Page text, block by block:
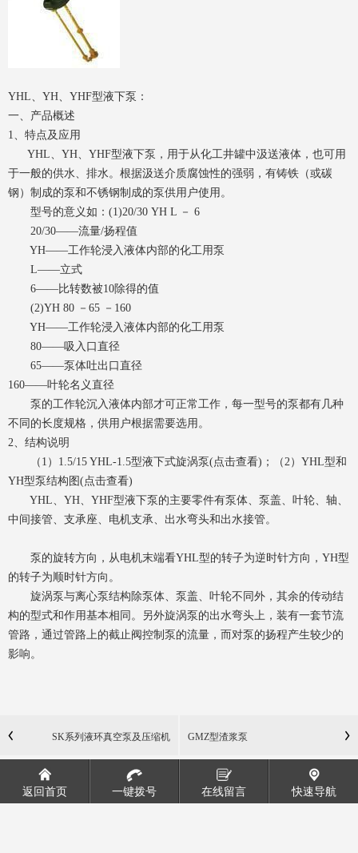
YHL、YH、YHF型液下泵：
一、产品概述
1、特点及应用
YHL、YH、YHF型液下泵，用于从化工井罐中汲送液体，也可用
于一般的供水、排水。根据汲送介质腐蚀性的强弱，有铸铁（或碳
钢）制成的泵和不锈钢制成的泵供用户使用。
型号的意义如：(1)20/30 YH L － 6
20/30——流量/扬程值
YH——工作轮浸入液体内部的化工用泵
L——立式
6——比转数被10除得的值
(2)YH 80 －65 －160
YH——工作轮浸入液体内部的化工用泵
80——吸入口直径
65——泵体吐出口直径
160——叶轮名义直径
泵的工作轮沉入液体内部才可正常工作，每一型号的泵都有几种
不同的长度规格，供用户根据需要选用。
2、结构说明
（1）1.5/15 YHL-1.5型液下式旋涡泵(点击查看)；（2）YHL型和
YH型泵结构图(点击查看)
YHL、YH、YHF型液下泵的主要零件有泵体、泵盖、叶轮、轴、
中间接管、支承座、电机支承、出水弯头和出水接管。
泵的旋转方向，从电机末端看YHL型的转子为逆时针方向，YH型
的转子为顺时针方向。
旋涡泵与离心泵结构除泵体、泵盖、叶轮不同外，其余的传动结
构的型式和作用基本相同。另外旋涡泵的出水弯头上，装有一套节流
管路，通过管路上的截止阀控制泵的流量，而对泵的扬程产生较少的
影响。
SK系列液环真空泵及压缩机 GMZ型渣浆泵
返回首页 一键拨号 在线留言 快速导航